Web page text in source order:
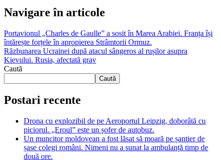
Navigare în articole
Portavionul „Charles de Gaulle” a sosit în Marea Arabiei. Franța își
întărește forțele în apropierea Strâmtorii Ormuz.
Răzbunarea Ucrainei după atacul sângeros al rușilor asupra
Kievului. Rusia, afectată grav
Caută
Caută
Postari recente
Drona cu explozibil de pe Aeroportul Leipzig, doborâtă cu
piciorul. „Eroul” este un șofer de autobuz.
Un muncitor moldovean a fost lăsat să moară pe șantier de
șase colegi români. Nimeni nu a sunat la ambulanță timp de
două ore.